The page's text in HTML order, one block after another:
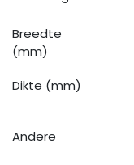
Breedte
(mm)
Dikte (mm)
Andere